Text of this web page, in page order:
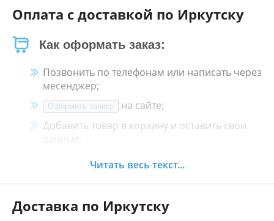
Оплата с доставкой по Иркутску
Как оформать заказ:
Позвонить по телефонам или написать через
месенджер;
Оформить заявку
на сайте;
Добавить товар в корзину и оставить свои
данные;
Менеджер свяжется с Вами в течение 30
Как оплатить:
Читать весь текст...
Доставка по Иркутску